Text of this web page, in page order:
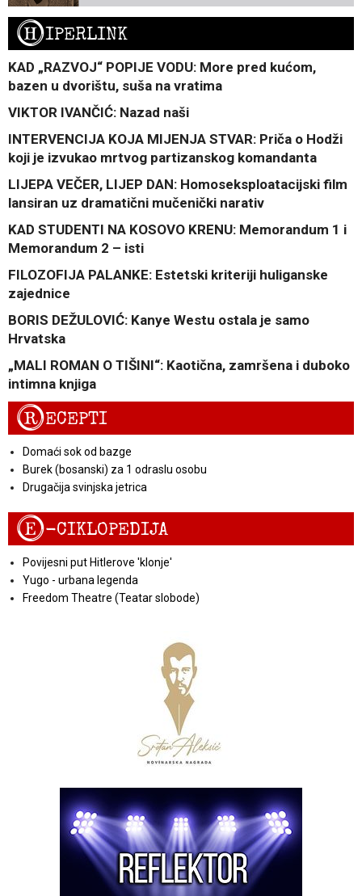
HIPERLINK
KAD „RAZVOJ“ POPIJE VODU: More pred kućom,
bazen u dvorištu, suša na vratima
VIKTOR IVANČIĆ: Nazad naši
INTERVENCIJA KOJA MIJENJA STVAR: Priča o Hodži
koji je izvukao mrtvog partizanskog komandanta
LIJEPA VEČER, LIJEP DAN: Homoseksploatacijski film
lansiran uz dramatični mučenički narativ
KAD STUDENTI NA KOSOVO KRENU: Memorandum 1 i
Memorandum 2 – isti
FILOZOFIJA PALANKE: Estetski kriteriji huliganske
zajednice
BORIS DEŽULOVIĆ: Kanye Westu ostala je samo
Hrvatska
„MALI ROMAN O TIŠINI“: Kaotična, zamršena i duboko
intimna knjiga
RECEPTI
Domaći sok od bazge
Burek (bosanski) za 1 odraslu osobu
Drugačija svinjska jetrica
E-CIKLOPEDIJA
Povijesni put Hitlerove 'klonje'
Yugo - urbana legenda
Freedom Theatre (Teatar slobode)